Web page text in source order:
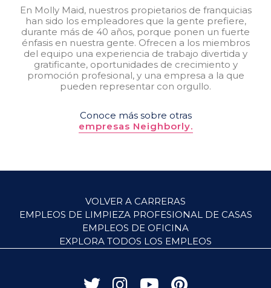
En Molly Maid, nuestros propietarios de franquicias
han sido los empleadores que la gente prefiere,
durante más de 40 años, porque ponen un fuerte
énfasis en nuestra gente. Ofrecen a los miembros
del equipo una experiencia de trabajo divertida y
gratificante, oportunidades de crecimiento y
promoción profesional, y una empresa a la que
pueden representar con orgullo.
Conoce más sobre otras
empresas Neighborly.
VOLVER A CARRERAS
EMPLEOS DE LIMPIEZA PROFESIONAL DE CASAS
EMPLEOS DE OFICINA
EXPLORA TODOS LOS EMPLEOS